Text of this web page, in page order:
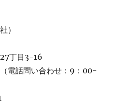
）
丁目3-16
電話問い合わせ：9：00-